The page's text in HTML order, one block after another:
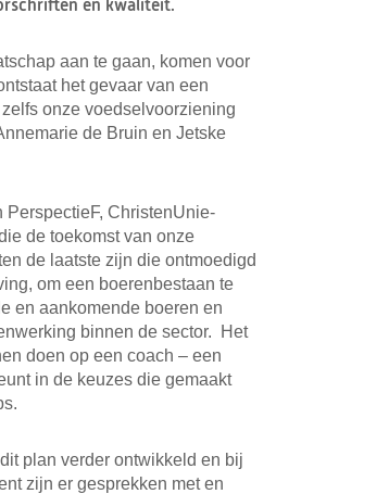
en kwaliteit.
aan te gaan, komen voor
het gevaar van een
onze voedselvoorziening
de Bruin en Jetske
PerspectieF, ChristenUnie-
de toekomst van onze
de laatste zijn die ontmoedigd
om een boerenbestaan te
en aankomende boeren en
binnen de sector. Het
doen op een coach – een
in de keuzes die gemaakt
plan verder ontwikkeld en bij
zijn er gesprekken met en